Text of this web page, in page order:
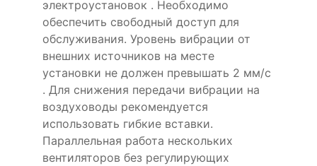
электроустановок . Необходимо
обеспечить свободный доступ для
обслуживания. Уровень вибрации от
внешних источников на месте
установки не должен превышать 2 мм/с
. Для снижения передачи вибрации на
воздуховоды рекомендуется
использовать гибкие вставки.
Параллельная работа нескольких
вентиляторов без регулирующих